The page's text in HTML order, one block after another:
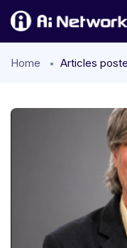
Home Articles